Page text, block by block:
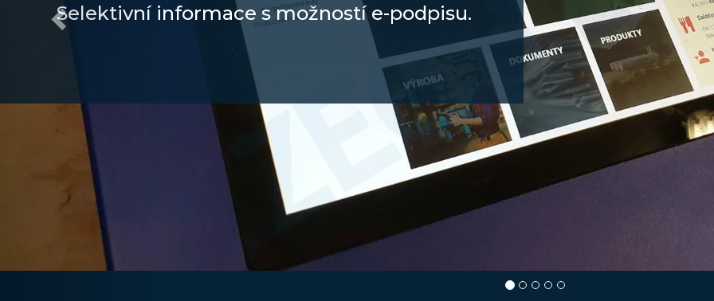
Selektivní informace s možností e-podpisu.